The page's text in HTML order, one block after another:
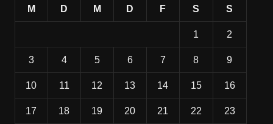
M D M D F S S
1 2
3 4 5 6 7 8 9
10 11 12 13 14 15 16
17 18 19 20 21 22 23